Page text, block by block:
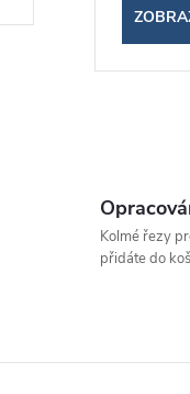
v
á
Kolmé řezy
přidáte do